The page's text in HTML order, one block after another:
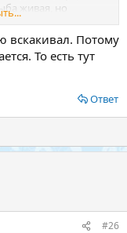
живая, но
СО2 , компрессор
потому, что
то сбилось.
от мысли : "Ща все
вскакивал. Потому
То есть тут
Ответ
#26